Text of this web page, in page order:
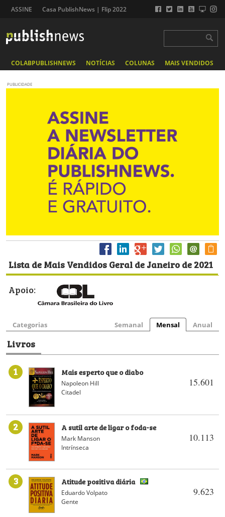
ASSINE Casa PublishNews | Flip 2022
COLABPUBLISHNEWS NOTÍCIAS COLUNAS MAIS VENDIDOS
PUBLICIDADE
Lista de Mais Vendidos Geral de Janeiro de 2021
Apoio:
Categorias Semanal Mensal Anual
Livros
1
15.601
Mais esperto que o diabo
Napoleon Hill
Citadel
2
10.113
A sutil arte de ligar o foda-se
Mark Manson
Intrínseca
3
9.623
Atitude positiva diária
Eduardo Volpato
Gente